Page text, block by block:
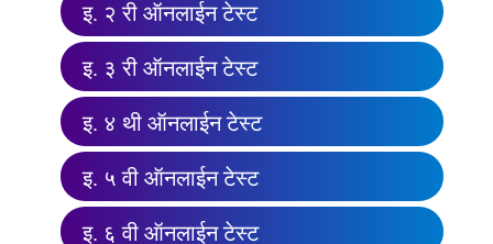
इ. २ री ऑनलाईन टेस्ट
इ. ३ री ऑनलाईन टेस्ट
इ. ४ थी ऑनलाईन टेस्ट
इ. ५ वी ऑनलाईन टेस्ट
इ. ६ वी ऑनलाईन टेस्ट